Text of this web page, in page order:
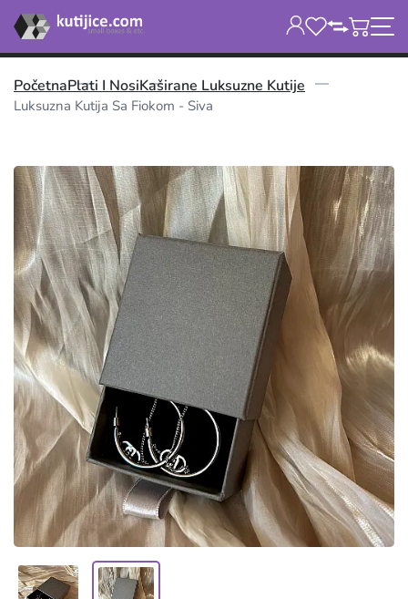
PočetnaPlati I NosiKaširane Luksuzne Kutije
Luksuzna Kutija Sa Fiokom - Siva